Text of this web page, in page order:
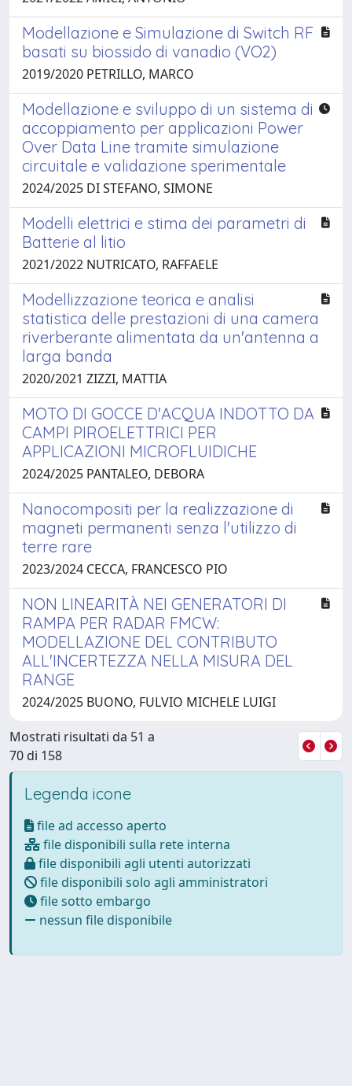
Modellazione e Simulazione di Switch RF
basati su biossido di vanadio (VO2)
2019/2020 PETRILLO, MARCO
Modellazione e sviluppo di un sistema di
accoppiamento per applicazioni Power
Over Data Line tramite simulazione
circuitale e validazione sperimentale
2024/2025 DI STEFANO, SIMONE
Modelli elettrici e stima dei parametri di
Batterie al litio
2021/2022 NUTRICATO, RAFFAELE
Modellizzazione teorica e analisi
statistica delle prestazioni di una camera
riverberante alimentata da un'antenna a
larga banda
2020/2021 ZIZZI, MATTIA
MOTO DI GOCCE D'ACQUA INDOTTO DA
CAMPI PIROELETTRICI PER
APPLICAZIONI MICROFLUIDICHE
2024/2025 PANTALEO, DEBORA
Nanocompositi per la realizzazione di
magneti permanenti senza l'utilizzo di
terre rare
2023/2024 CECCA, FRANCESCO PIO
NON LINEARITÀ NEI GENERATORI DI
RAMPA PER RADAR FMCW:
MODELLAZIONE DEL CONTRIBUTO
ALL'INCERTEZZA NELLA MISURA DEL
RANGE
2024/2025 BUONO, FULVIO MICHELE LUIGI
Mostrati risultati da 51 a
70 di 158
Legenda icone
file ad accesso aperto
file disponibili sulla rete interna
file disponibili agli utenti autorizzati
file disponibili solo agli amministratori
file sotto embargo
nessun file disponibile